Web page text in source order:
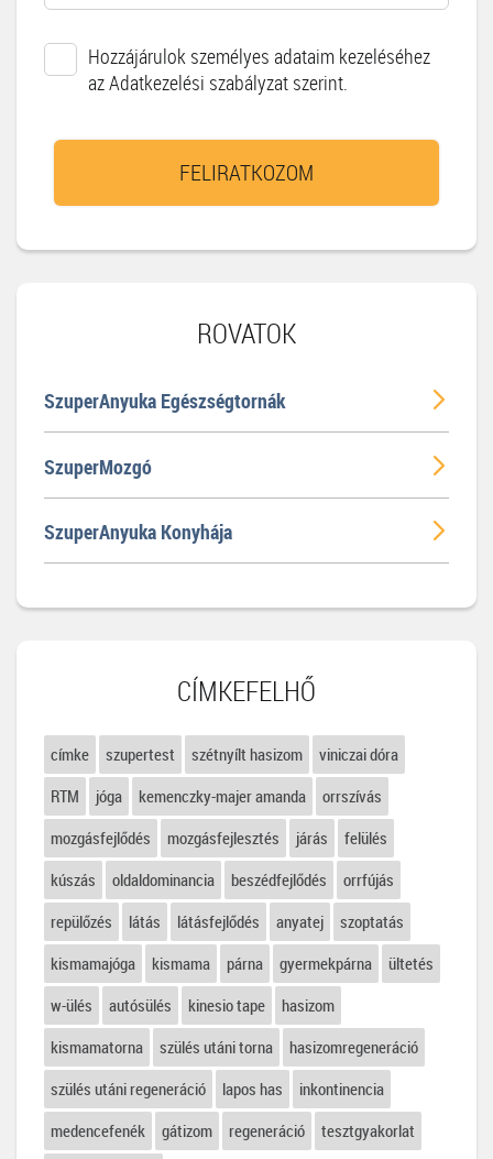
Hozzájárulok személyes adataim kezeléséhez
az Adatkezelési szabályzat szerint.
FELIRATKOZOM
ROVATOK
SzuperAnyuka Egészségtornák
SzuperMozgó
SzuperAnyuka Konyhája
CÍMKEFELHŐ
címke szupertest szétnyílt hasizom
viniczai dóra
RTM
jóga kemenczky-majer amanda
orrszívás
mozgásfejlődés
mozgásfejlesztés járás
felülés
kúszás
oldaldominancia beszédfejlődés
orrfújás
repülőzés
látás látásfejlődés anyatej
szoptatás
kismamajóga
kismama párna gyermekpárna
ültetés
w-ülés
autósülés kinesio tape
hasizom
kismamatorna
szülés utáni torna
hasizomregeneráció
szülés utáni regeneráció
lapos has
inkontinencia
medencefenék
gátizom regeneráció
tesztgyakorlat